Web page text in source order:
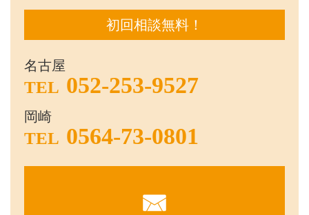
初回相談無料！
名古屋
TEL 052-253-9527
岡崎
TEL 0564-73-0801